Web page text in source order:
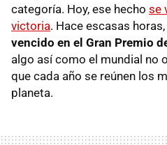
categoría. Hoy, ese hecho se
victoria. Hace escasas horas,
vencido en el Gran Premio
algo así como el mundial no
que cada año se reúnen los
planeta.